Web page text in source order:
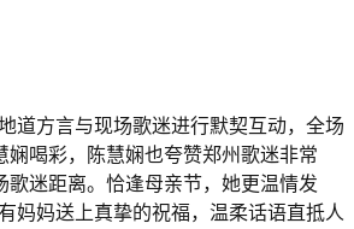
道方言与现场歌迷进行默契互动，全场
娴喝彩，陈慧娴也夸赞郑州歌迷非常
歌迷距离。恰逢母亲节，她更温情发
妈妈送上真挚的祝福，温柔话语直抵人